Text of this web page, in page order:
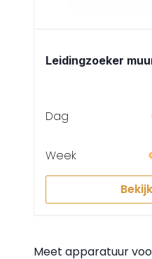
Leidingzoeker
Dag
Week
Bekijk
Meet apparatuur